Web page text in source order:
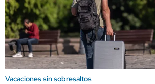
Vacaciones sin sobresaltos